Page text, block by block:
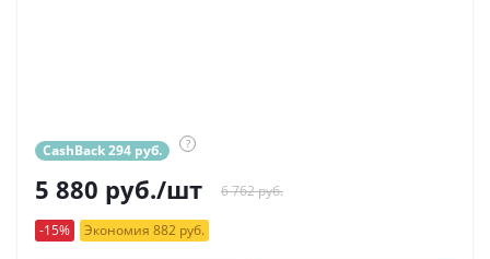
CashBack 294 руб. ?
5 880 руб./шт 6 762 руб.
-15% Экономия 882 руб.